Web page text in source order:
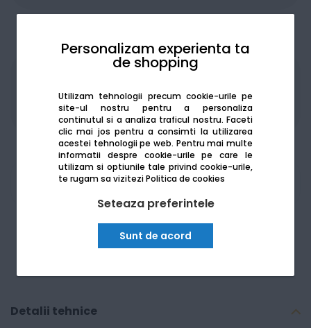
Personalizam experienta ta
de shopping
Utilizam tehnologii precum cookie-urile pe
site-ul nostru pentru a personaliza
continutul si a analiza traficul nostru. Faceti
clic mai jos pentru a consimti la utilizarea
acestei tehnologii pe web. Pentru mai multe
informatii despre cookie-urile pe care le
utilizam si optiunile tale privind cookie-urile,
te rugam sa viziteziPolitica de cookies
Seteaza preferintele
Sunt de acord
achizitii publice SEAP/SICAP
Am nevoie de ajutor
Detalii tehnice